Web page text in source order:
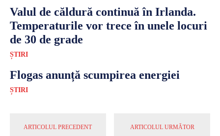
Valul de căldură continuă în Irlanda.
Temperaturile vor trece în unele locuri
de 30 de grade
ȘTIRI
Flogas anunță scumpirea energiei
ȘTIRI
ARTICOLUL PRECEDENT ARTICOLUL URMĂTOR